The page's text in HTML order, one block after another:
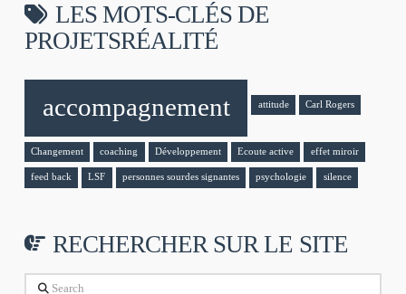
LES MOTS-CLÉS DE
PROJETSRÉALITÉ
accompagnement attitude Carl Rogers
Changement coaching Développement Ecoute active effet miroir
feed back LSF personnes sourdes signantes psychologie silence
RECHERCHER SUR LE SITE
Search